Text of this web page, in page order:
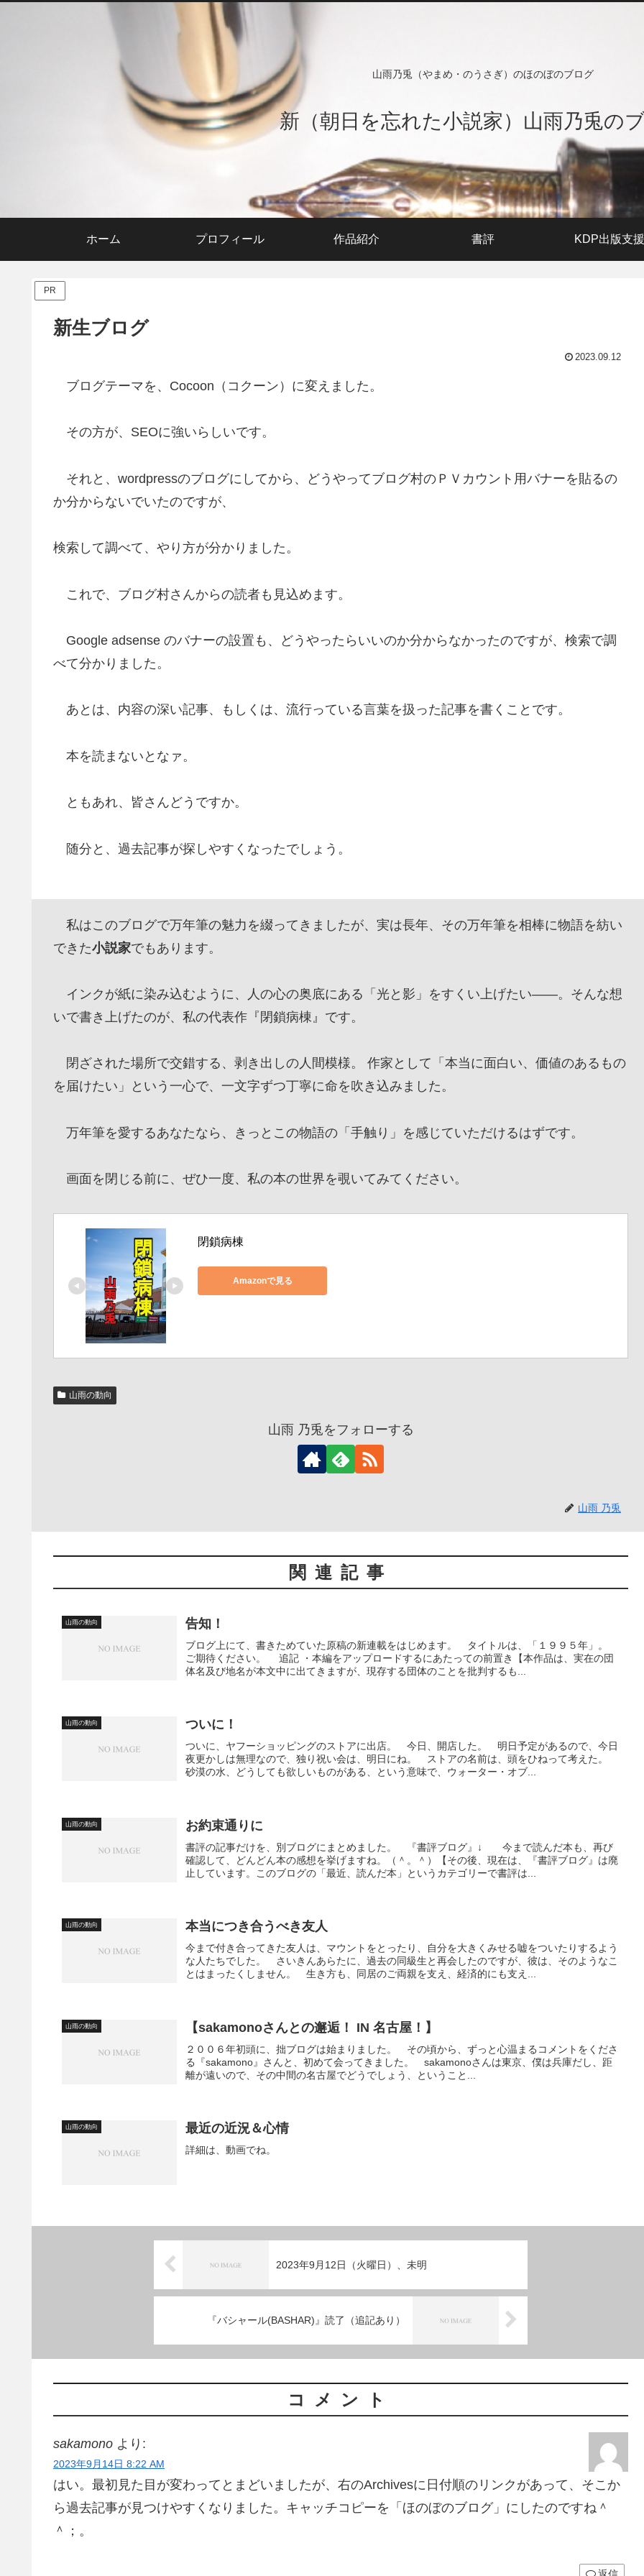
山雨乃兎（やまめ・のうさぎ）のほのぼのブログ
新（朝日を忘れた小説家）山雨乃兎の
ホーム プロフィール 作品紹介 書評 KDP出版支援
PR
新生ブログ
2023.09.12
ブログテーマを、Cocoon（コクーン）に変えました。
その方が、SEOに強いらしいです。
それと、wordpressのブログにしてから、どうやってブログ村のＰＶカウント用バナーを貼るの
か分からないでいたのですが、
検索して調べて、やり方が分かりました。
これで、ブログ村さんからの読者も見込めます。
Google adsense のバナーの設置も、どうやったらいいのか分からなかったのですが、検索で調
べて分かりました。
あとは、内容の深い記事、もしくは、流行っている言葉を扱った記事を書くことです。
本を読まないとなァ。
ともあれ、皆さんどうですか。
随分と、過去記事が探しやすくなったでしょう。
私はこのブログで万年筆の魅力を綴ってきましたが、実は長年、その万年筆を相棒に物語を紡い
できた小説家でもあります。
インクが紙に染み込むように、人の心の奥底にある「光と影」をすくい上げたい——。そんな想
いで書き上げたのが、私の代表作『閉鎖病棟』です。
閉ざされた場所で交錯する、剥き出しの人間模様。 作家として「本当に面白い、価値のあるもの
を届けたい」という一心で、一文字ずつ丁寧に命を吹き込みました。
万年筆を愛するあなたなら、きっとこの物語の「手触り」を感じていただけるはずです。
画面を閉じる前に、ぜひ一度、私の本の世界を覗いてみてください。
閉鎖病棟
Amazonで見る
山雨の動向
山雨 乃兎をフォローする
山雨 乃兎
関連記事
山雨の動向 告知！
ブログ上にて、書きためていた原稿の新連載をはじめます。 タイトルは、「１９９５年」。
ご期待ください。 追記 ・本編をアップロードするにあたっての前置き【本作品は、実在の団
体名及び地名が本文中に出てきますが、現存する団体のことを批判するも...
山雨の動向 ついに！
ついに、ヤフーショッピングのストアに出店。 今日、開店した。 明日予定があるので、今日
夜更かしは無理なので、独り祝い会は、明日にね。 ストアの名前は、頭をひねって考えた。
砂漠の水、どうしても欲しいものがある、という意味で、ウォーター・オブ...
山雨の動向 お約束通りに
書評の記事だけを、別ブログにまとめました。 『書評ブログ』↓ 今まで読んだ本も、再び
確認して、どんどん本の感想を挙げますね。（＾。＾）【その後、現在は、『書評ブログ』は廃
止しています。このブログの「最近、読んだ本」というカテゴリーで書評は...
山雨の動向 本当につき合うべき友人
今まで付き合ってきた友人は、マウントをとったり、自分を大きくみせる嘘をついたりするよう
な人たちでした。 さいきんあらたに、過去の同級生と再会したのですが、彼は、そのようなこ
とはまったくしません。 生き方も、同居のご両親を支え、経済的にも支え...
山雨の動向 【sakamonoさんとの邂逅！ IN 名古屋！】
２００６年初頭に、拙ブログは始まりました。 その頃から、ずっと心温まるコメントをくださ
る『sakamono』さんと、初めて会ってきました。 sakamonoさんは東京、僕は兵庫だし、距
離が遠いので、その中間の名古屋でどうでしょう、ということ...
山雨の動向 最近の近況＆心情
詳細は、動画でね。
2023年9月12日（火曜日）、未明
『バシャール(BASHAR)』読了（追記あり）
コメント
sakamono より:
2023年9月14日 8:22 AM
はい。最初見た目が変わってとまどいましたが、右のArchivesに日付順のリンクがあって、そこか
ら過去記事が見つけやすくなりました。キャッチコピーを「ほのぼのブログ」にしたのですね＾
＾；。